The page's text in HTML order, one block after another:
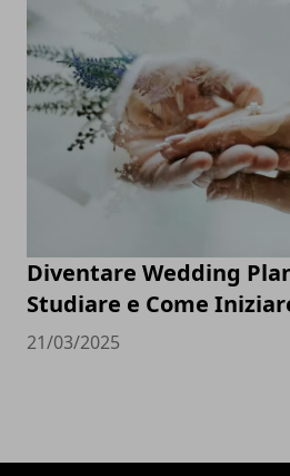
Diventare Wedding
Studiare e Come
21/03/2025